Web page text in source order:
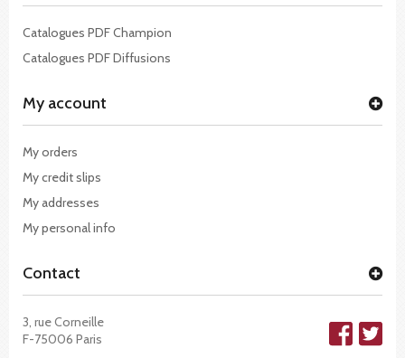
Catalogues PDF Champion
Catalogues PDF Diffusions
My account
My orders
My credit slips
My addresses
My personal info
Contact
3, rue Corneille
F-75006 Paris